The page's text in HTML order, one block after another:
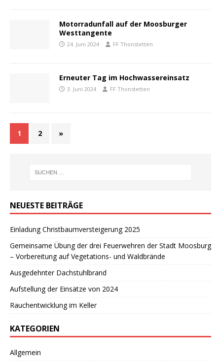
Motorradunfall auf der Moosburger
Westtangente
24. Juni 2024 FF Thonstetten
Erneuter Tag im Hochwassereinsatz
3. Juni 2024 FF Thonstetten
1 2 »
NEUESTE BEITRÄGE
Einladung Christbaumversteigerung 2025
Gemeinsame Übung der drei Feuerwehren der Stadt Moosburg
– Vorbereitung auf Vegetations- und Waldbrände
Ausgedehnter Dachstuhlbrand
Aufstellung der Einsätze von 2024
Rauchentwicklung im Keller
KATEGORIEN
Allgemein